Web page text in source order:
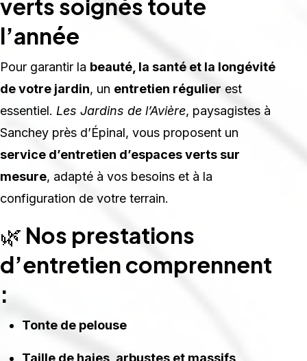
verts soignés toute
l’année
Pour garantir la beauté, la santé et la longévité
de votre jardin, un entretien régulier est
essentiel. Les Jardins de l’Avière, paysagistes à
Sanchey près d’Épinal, vous proposent un
service d’entretien d’espaces verts sur
mesure, adapté à vos besoins et à la
configuration de votre terrain.
🌿 Nos prestations
d’entretien comprennent
:
Tonte de pelouse
Taille de haies, arbustes et massifs